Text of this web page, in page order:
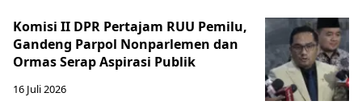
Komisi II DPR Pertajam RUU Pemilu,
Gandeng Parpol Nonparlemen dan
Ormas Serap Aspirasi Publik
16 Juli 2026